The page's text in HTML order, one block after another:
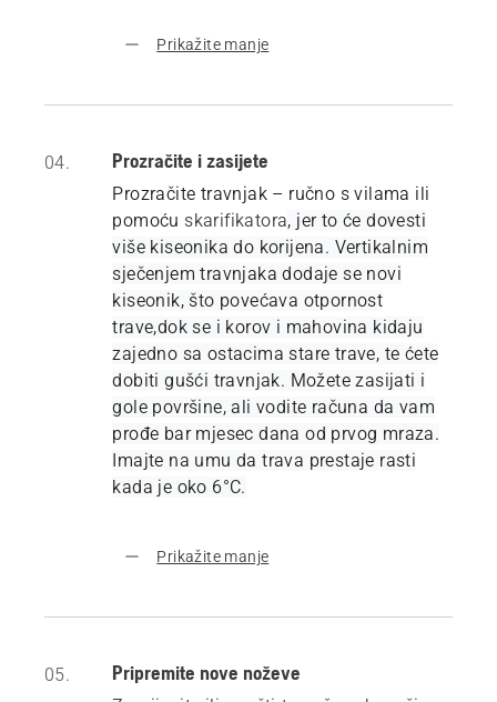
Prikažite manje
04. Prozračite i zasijete
Prozračite travnjak – ručno s vilama ili
pomoćuskarifikatora, jer to će dovesti
više kiseonika do korijena. Vertikalnim
sječenjem travnjaka dodaje se novi
kiseonik, što povećava otpornost
trave,dok se i korov i mahovina kidaju
zajedno sa ostacima stare trave, te ćete
dobiti gušći travnjak. Možete zasijati i
gole površine, ali vodite računa da vam
prođe bar mjesec dana od prvog mraza.
Imajte na umu da trava prestaje rasti
kada je oko 6°C.
Prikažite manje
05. Pripremite nove noževe